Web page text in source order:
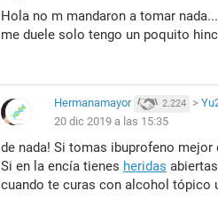
Hola no m mandaron a tomar
me duele solo tengo un poquito
Hermanamayor 2.224 >
20 dic 2019 a las 15:35
de nada! Si tomas ibuprofeno
Si en la encía tienes heridas
cuando te curas con alcohol tópico